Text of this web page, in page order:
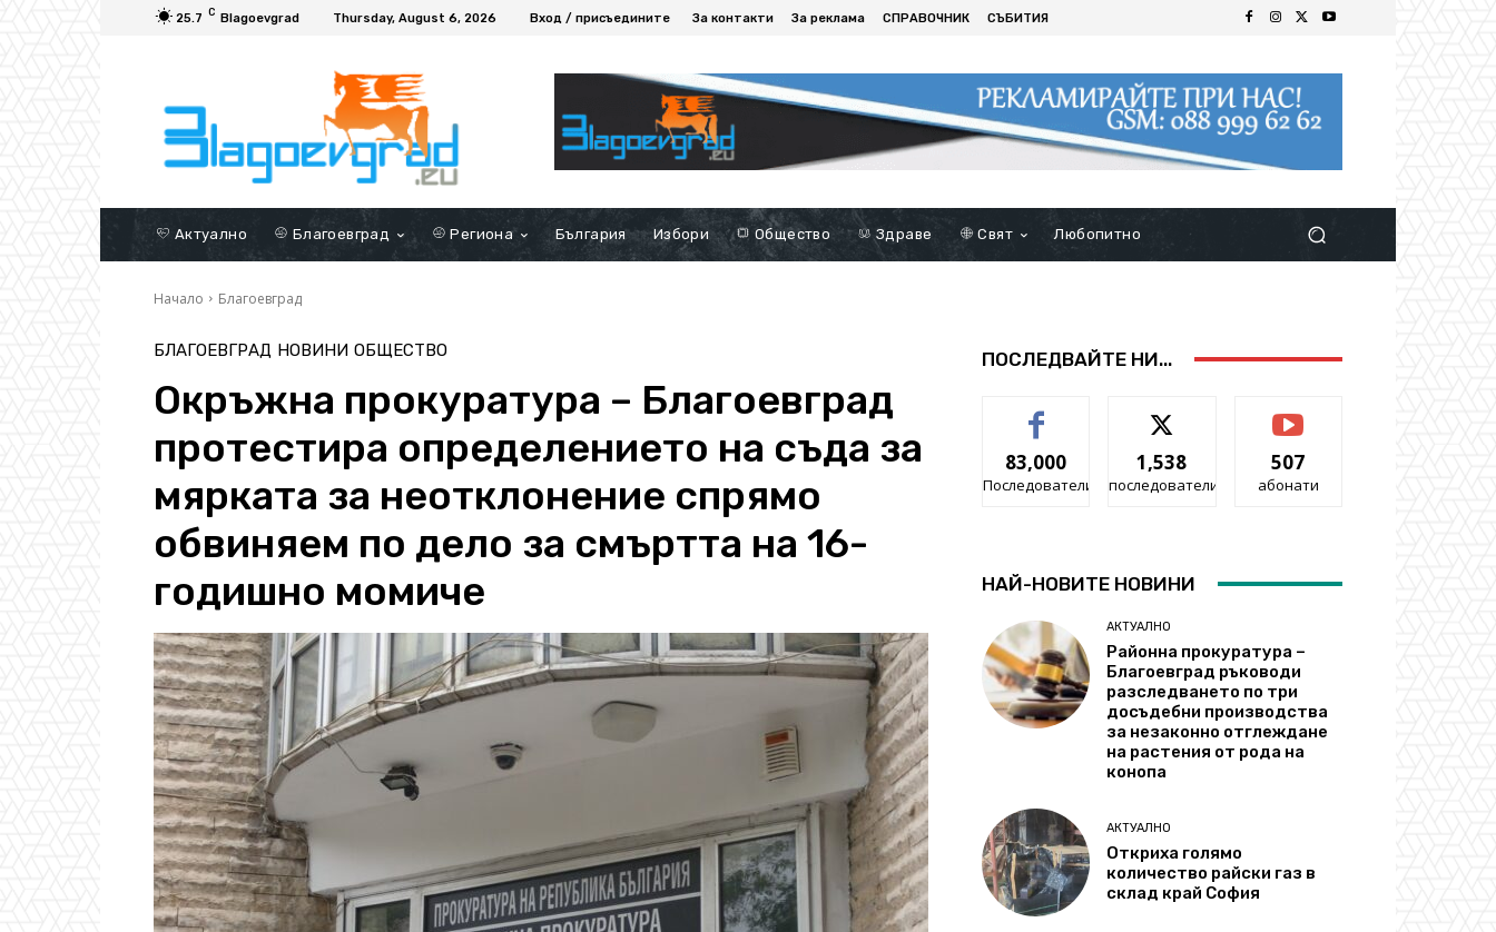
25.7 C Blagoevgrad Thursday, August 6, 2026 Вход / присъедините За контакти За реклама СПРАВОЧНИК СЪБИТИЯ
Актуално Благоевград Региона България Избори Общество Здраве Свят Любопитно
Начало Благоевград
БЛАГОЕВГРАД НОВИНИ ОБЩЕСТВО
Окръжна прокуратура – Благоевград
протестира определението на съда за
мярката за неотклонение спрямо
обвиняем по дело за смъртта на 16-
годишно момиче
ПОСЛЕДВАЙТЕ НИ...
83,000
Последователи
1,538
последователи
507
абонати
НАЙ-НОВИТЕ НОВИНИ
АКТУАЛНО
Районна прокуратура –
Благоевград ръководи
разследването по три
досъдебни производства
за незаконно отглеждане
на растения от рода на
конопа
АКТУАЛНО
Откриха голямо
количество райски газ в
склад край София